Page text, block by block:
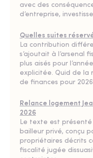
avec des
d’entreprise,
Quelles suites
La contribution
s’ajoutait à l’arsenal
plus aisés pour
explicitée. Quid de la
de finances pour
Relance logement
2026
Le texte est
bailleur privé, conçu
propriétaires décrits
fiscalité jugée